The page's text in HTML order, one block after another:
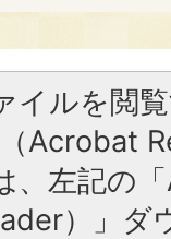
イルを閲
Acrobat
、左記の
）」ダ